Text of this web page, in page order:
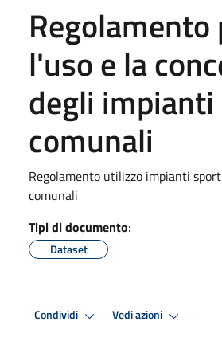
Regolamento
l'uso e la
degli
comunali
Regolamento utilizzo impianti
comunali
Tipi di documento:
Dataset
Condividi Vedi azioni